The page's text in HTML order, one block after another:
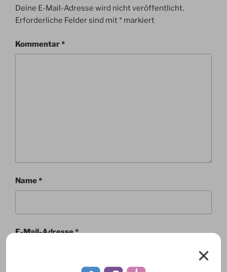
Deine E-Mail-Adresse wird nicht veröffentlicht.
Erforderliche Felder sind mit* markiert
Kommentar*
Name*
E-Mail-Adresse*